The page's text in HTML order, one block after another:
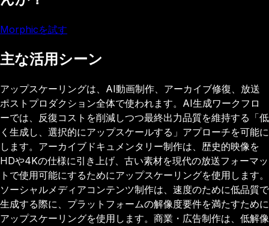
Morphicを試す
主な活用シーン
アップスケーリングは、AI動画制作、アーカイブ修復、放送
ポストプロダクション全体で使われます。AI生成ワークフロ
ーでは、反復コストを削減しつつ最終出力品質を維持する「低
く生成し、選択的にアップスケールする」アプローチを可能に
します。アーカイブドキュメンタリー制作は、歴史的映像を
HDや4Kの仕様に引き上げ、古い素材を現代の放送フォーマッ
トで使用可能にするためにアップスケーリングを使用します。
ソーシャルメディアコンテンツ制作は、速度のために低品質で
生成する際に、プラットフォームの解像度要件を満たすために
アップスケーリングを使用します。商業・広告制作は、低解像